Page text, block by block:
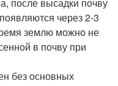
через 2-3
землю можно не
в почву при
без основных